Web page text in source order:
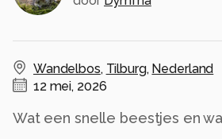
Wandelbos, Tilburg, Nederland
12 mei, 2026
Wat een snelle beestjes en